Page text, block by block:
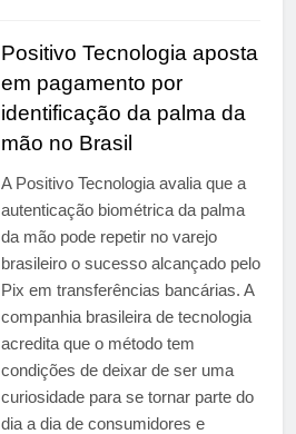
Positivo Tecnologia aposta
em pagamento por
identificação da palma da
mão no Brasil
A Positivo Tecnologia avalia que a
autenticação biométrica da palma
da mão pode repetir no varejo
brasileiro o sucesso alcançado pelo
Pix em transferências bancárias. A
companhia brasileira de tecnologia
acredita que o método tem
condições de deixar de ser uma
curiosidade para se tornar parte do
dia a dia de consumidores e